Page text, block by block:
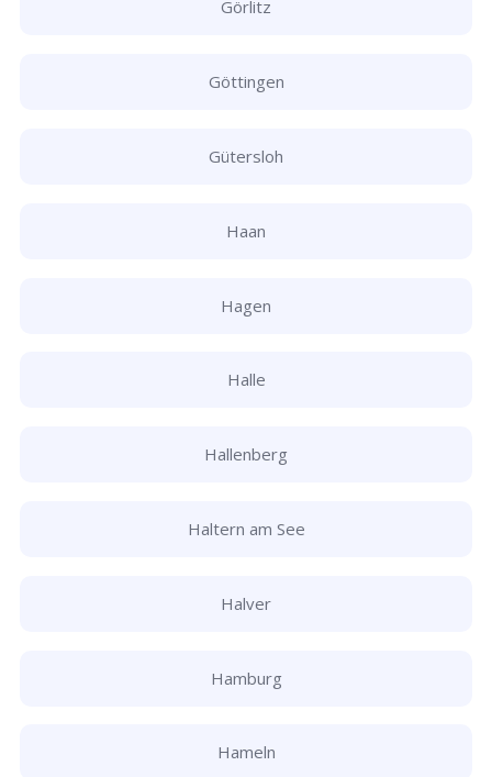
Görlitz
Göttingen
Gütersloh
Haan
Hagen
Halle
Hallenberg
Haltern am See
Halver
Hamburg
Hameln